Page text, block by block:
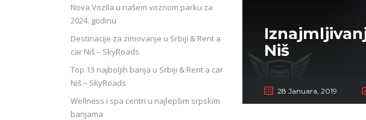
Niš
28 Januara, 2019
Nova Vozila u našem voznom parku za
2024. godinu
Destinacije za zimovanje u Srbiji & Rent a
car Niš – SkyRoads
Top 13 najboljih banja u Srbiji & Rent a car
Niš – SkyRoads
Wellness i spa centri u najlepšim srpskim
banjama